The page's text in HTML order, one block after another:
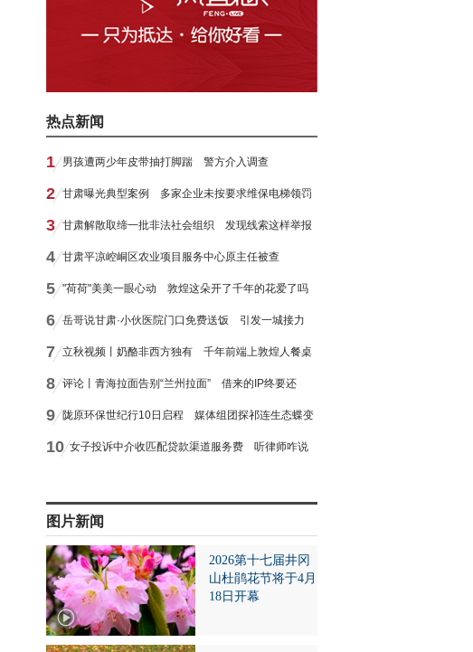
热点新闻
1 男孩遭两少年皮带抽打脚踹 警方介入调查
2 甘肃曝光典型案例 多家企业未按要求维保电梯领罚
3 甘肃解散取缔一批非法社会组织 发现线索这样举报
4 甘肃平凉崆峒区农业项目服务中心原主任被查
5 "荷荷"美美一眼心动 敦煌这朵开了千年的花爱了吗
6 岳哥说甘肃·小伙医院门口免费送饭 引发一城接力
7 立秋视频丨奶酪非西方独有 千年前端上敦煌人餐桌
8 评论丨青海拉面告别“兰州拉面” 借来的IP终要还
9 陇原环保世纪行10日启程 媒体组团探祁连生态蝶变
10 女子投诉中介收匹配贷款渠道服务费 听律师咋说
图片新闻
2026第十七届井冈
山杜鹃花节将于4月
18日开幕